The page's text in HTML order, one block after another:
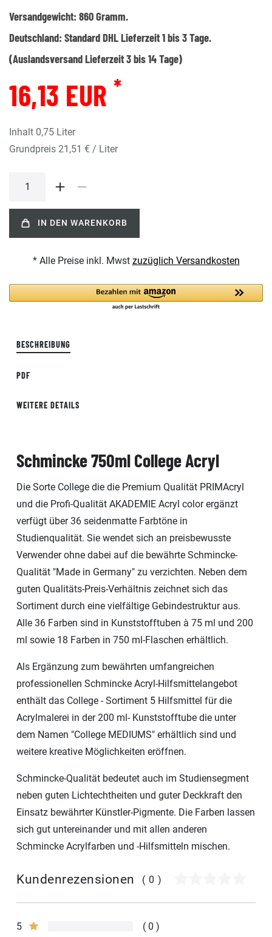
Versandgewicht: 860Gramm.
Deutschland: Standard DHL Lieferzeit 1 bis 3 Tage.
(Auslandsversand Lieferzeit 3 bis 14 Tage)
16,13 EUR *
Inhalt 0,75 Liter
Grundpreis 21,51 € / Liter
IN DEN WARENKORB
* Alle Preise inkl. Mwst zuzüglich Versandkosten
BESCHREIBUNG
PDF
WEITERE DETAILS
Schmincke 750ml College Acryl
Die Sorte College die die Premium Qualität PRIMAcryl
und die Profi-Qualität AKADEMIE Acryl color ergänzt
verfügt über 36 seidenmatte Farbtöne in
Studienqualität. Sie wendet sich an preisbewusste
Verwender ohne dabei auf die bewährte Schmincke-
Qualität "Made in Germany" zu verzichten. Neben dem
guten Qualitäts-Preis-Verhältnis zeichnet sich das
Sortiment durch eine vielfältige Gebindestruktur aus.
Alle 36 Farben sind in Kunststofftuben à 75 ml und 200
ml sowie 18 Farben in 750 ml-Flaschen erhältlich.
Als Ergänzung zum bewährten umfangreichen
professionellen Schmincke Acryl-Hilfsmittelangebot
enthält das College - Sortiment 5 Hilfsmittel für die
Acrylmalerei in der 200 ml- Kunststofftube die unter
dem Namen "College MEDIUMS" erhältlich sind und
weitere kreative Möglichkeiten eröffnen.
Schmincke-Qualität bedeutet auch im Studiensegment
neben guten Lichtechtheiten und guter Deckkraft den
Einsatz bewährter Künstler-Pigmente. Die Farben lassen
sich gut untereinander und mit allen anderen
Schmincke Acrylfarben und -Hilfsmitteln mischen.
Kundenrezensionen (0)
5 0